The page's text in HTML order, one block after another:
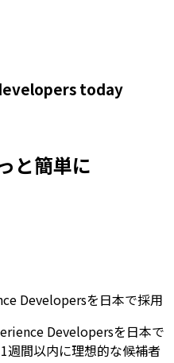
today
と簡単に
Developersを日本で採用
Developersを日本で
週間以内に理想的な候補者